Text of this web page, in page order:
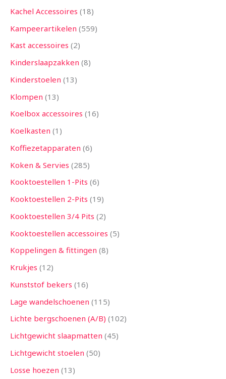
Kachel Accessoires 18
Kampeerartikelen 559
Kast accessoires 2
Kinderslaapzakken 8
Kinderstoelen 13
Klompen 13
Koelbox accessoires 16
Koelkasten 1
Koffiezetapparaten 6
Koken & Servies 285
Kooktoestellen 1-Pits 6
Kooktoestellen 2-Pits 19
Kooktoestellen 3/4 Pits 2
Kooktoestellen accessoires 5
Koppelingen & fittingen 8
Krukjes 12
Kunststof bekers 16
Lage wandelschoenen 115
Lichte bergschoenen (A/B) 102
Lichtgewicht slaapmatten 45
Lichtgewicht stoelen 50
Losse hoezen 13